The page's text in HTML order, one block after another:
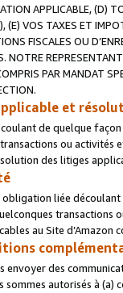
APPLICABLE, (D)
(E) VOS TAXES ET
FISCALES OU
NOTRE
PAR MANDAT
et
de quelque
ou activités
des litiges
liée
transactions
au Site d’Amazon
envoyer des
sommes autorisés à